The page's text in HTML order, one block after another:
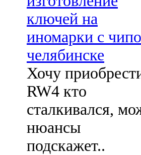
ключей на
иномарки с
челябинске
Хочу
RW4 кто
сталкивался,
нюансы
подскажет..